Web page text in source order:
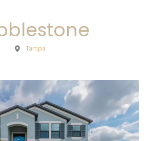
Tampa